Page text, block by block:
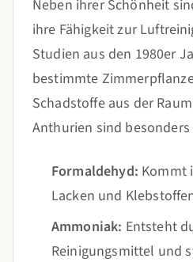
Neben ihrer Schönheit
ihre Fähigkeit zur
Studien aus den 1980er
bestimmte
Schadstoffe aus der
Anthurien sind
Formaldehyd: Kommt
Lacken und
Ammoniak: Entsteht
Reinigungsmittel und